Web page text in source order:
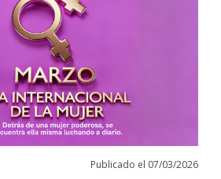
Publicado el 07/03/2026